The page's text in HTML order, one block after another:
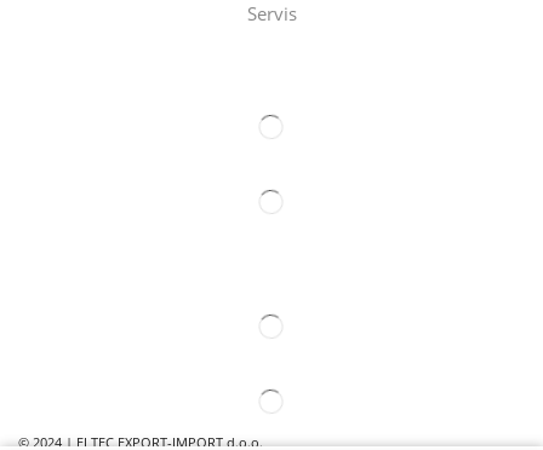
Servis
© 2024 | ELTEC EXPORT-IMPORT d.o.o.